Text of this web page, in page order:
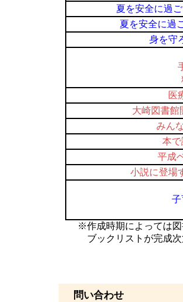
夏を安全に過
夏を安全に過
身を守
医
大崎図書館
みん
本
平成
小説に登場
子
※作成時期によっては図書
ブックリストが完成次
問い合わせ